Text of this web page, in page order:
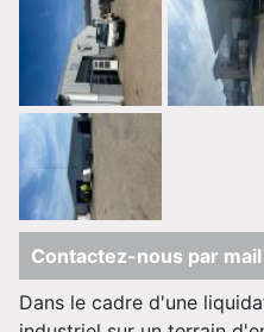
Contactez-nous par mail
Dans le cadre d'une